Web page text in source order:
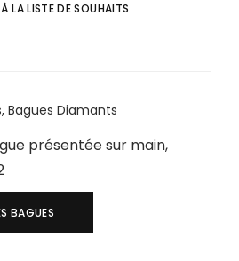
LA LISTE DE SOUHAITS
,Bagues Diamants
présentée sur main,
BAGUES